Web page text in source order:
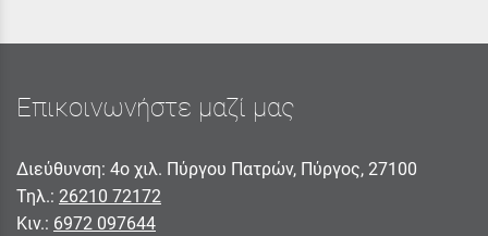
Επικοινωνήστε μαζί μας
Διεύθυνση: 4ο χιλ. Πύργου Πατρών, Πύργος, 27100
Τηλ.: 26210 72172
Κιν.: 6972 097644